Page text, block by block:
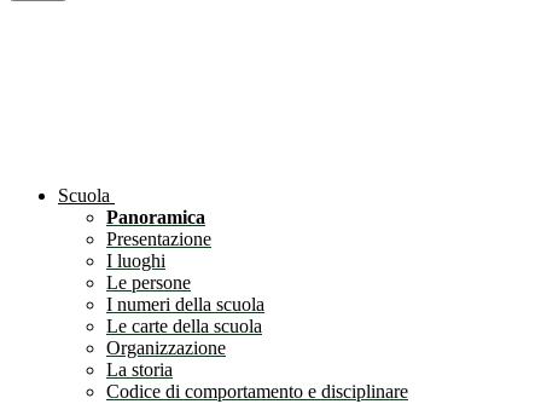
Scuola
Panoramica
Presentazione
I luoghi
Le persone
I numeri della scuola
Le carte della scuola
Organizzazione
La storia
Codice di comportamento e disciplinare